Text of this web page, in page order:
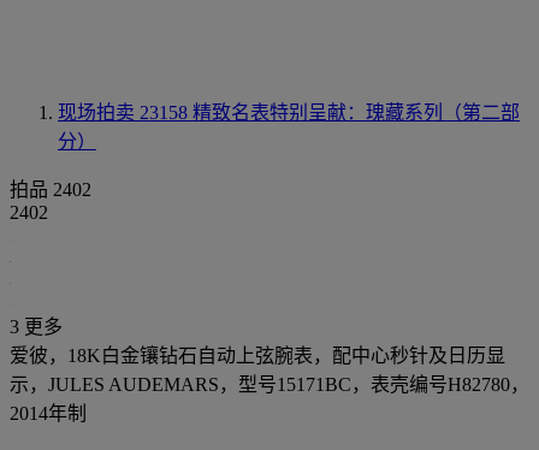
现场拍卖 23158 精致名表特别呈献：瑰藏系列（第二部
分）
拍品 2402
2402
3 更多
爱彼，18K白金镶钻石自动上弦腕表，配中心秒针及日历显
示，JULES AUDEMARS，型号15171BC，表壳编号H82780，
2014年制